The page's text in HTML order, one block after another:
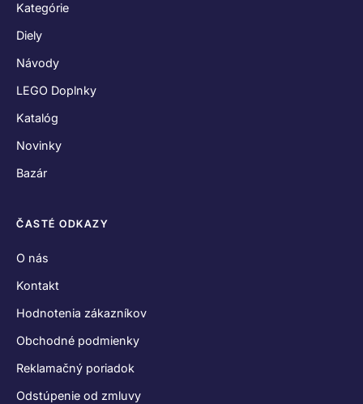
Kategórie
Diely
Návody
LEGO Doplnky
Katalóg
Novinky
Bazár
ČASTÉ ODKAZY
O nás
Kontakt
Hodnotenia zákazníkov
Obchodné podmienky
Reklamačný poriadok
Odstúpenie od zmluvy